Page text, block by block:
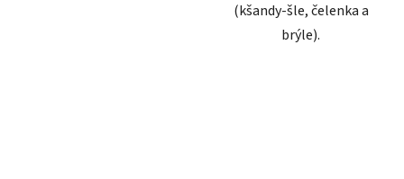
(kšandy-šle, čelenka a
brýle).